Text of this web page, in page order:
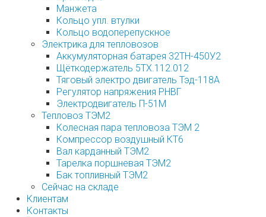
Манжета
Кольцо упл. втулки
Кольцо водоперепускное
Электрика для тепловозов
Аккумуляторная батарея 32ТН-450У2
Щёткодержатель 5ТХ.112.012
Тяговый электро двигатель Тэд-118А
Регулятор напряжения РНВГ
Электродвигатель П-51М
Тепловоз ТЭМ2
Колесная пара тепловоза ТЭМ 2
Компрессор воздушный КТ6
Вал карданный ТЭМ2
Тарелка поршневая ТЭМ2
Бак топливный ТЭМ2
Сейчас на складе
Клиентам
Контакты